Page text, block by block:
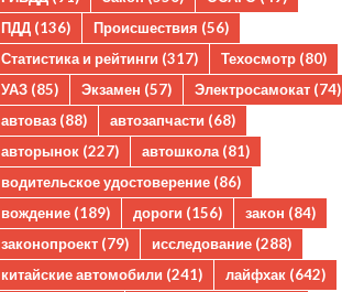
ПДД (136) Происшествия (56)
Статистика и рейтинги (317) Техосмотр (80)
УАЗ (85) Экзамен (57) Электросамокат (74)
автоваз (88) автозапчасти (68)
авторынок (227) автошкола (81)
водительское удостоверение (86)
вождение (189) дороги (156) закон (84)
законопроект (79) исследование (288)
китайские автомобили (241) лайфхак (642)